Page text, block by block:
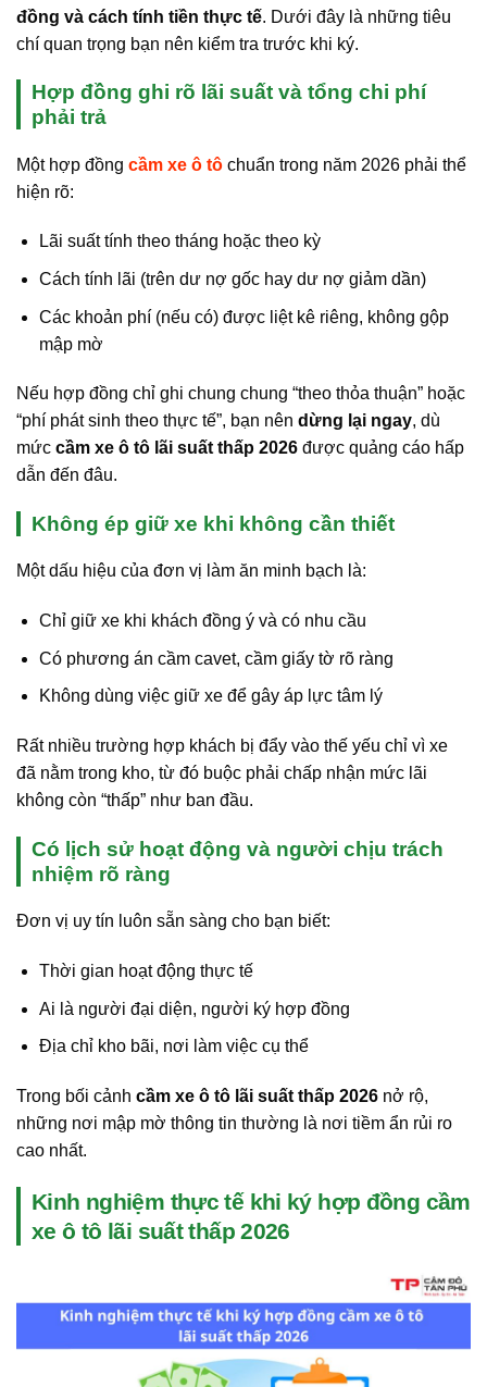
đồng và cách tính tiền thực tế. Dưới đây là những tiêu
chí quan trọng bạn nên kiểm tra trước khi ký.
Hợp đồng ghi rõ lãi suất và tổng chi phí
phải trả
Một hợp đồng cầm xe ô tô chuẩn trong năm 2026 phải thể
hiện rõ:
Lãi suất tính theo tháng hoặc theo kỳ
Cách tính lãi (trên dư nợ gốc hay dư nợ giảm dần)
Các khoản phí (nếu có) được liệt kê riêng, không gộp
mập mờ
Nếu hợp đồng chỉ ghi chung chung “theo thỏa thuận” hoặc
“phí phát sinh theo thực tế”, bạn nên dừng lại ngay, dù
mức cầm xe ô tô lãi suất thấp 2026 được quảng cáo hấp
dẫn đến đâu.
Không ép giữ xe khi không cần thiết
Một dấu hiệu của đơn vị làm ăn minh bạch là:
Chỉ giữ xe khi khách đồng ý và có nhu cầu
Có phương án cầm cavet, cầm giấy tờ rõ ràng
Không dùng việc giữ xe để gây áp lực tâm lý
Rất nhiều trường hợp khách bị đẩy vào thế yếu chỉ vì xe
đã nằm trong kho, từ đó buộc phải chấp nhận mức lãi
không còn “thấp” như ban đầu.
Có lịch sử hoạt động và người chịu trách
nhiệm rõ ràng
Đơn vị uy tín luôn sẵn sàng cho bạn biết:
Thời gian hoạt động thực tế
Ai là người đại diện, người ký hợp đồng
Địa chỉ kho bãi, nơi làm việc cụ thể
Trong bối cảnh cầm xe ô tô lãi suất thấp 2026 nở rộ,
những nơi mập mờ thông tin thường là nơi tiềm ẩn rủi ro
cao nhất.
Kinh nghiệm thực tế khi ký hợp đồng cầm
xe ô tô lãi suất thấp 2026